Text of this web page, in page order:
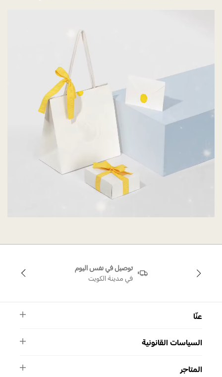
توصيل في نفس اليوم
في مدينة الكويت
عنّا
الأسئلة الشائعة
اتصل بنا
السياسات القانونية
سياسة الخصوصية
المتاجر